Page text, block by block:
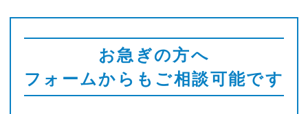
お急ぎの方へ
フォームからもご相談可能です